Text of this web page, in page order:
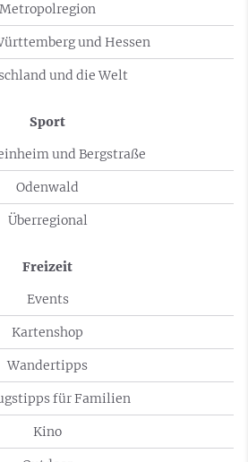
Metropolregion
und Hessen
und die Welt
Sport
und Bergstraße
Odenwald
Überregional
Freizeit
Events
Kartenshop
Wandertipps
für Familien
Kino